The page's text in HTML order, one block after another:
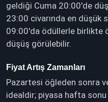
geldiği Cuma 20:00'de
23:00 civarında en düşük
09:00'da ödüllerle birlikte
düşüş görülebilir.
Fiyat Artış Zamanları
Pazartesi öğleden sonra
idealdir; piyasa hafta